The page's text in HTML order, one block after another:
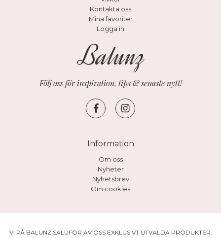
Kontakta oss
Mina favoriter
Logga in
Följ oss för inspiration, tips & senaste nytt!
Information
Om oss
Nyheter
Nyhetsbrev
Om cookies
VI PÅ BALUNZ SALUFÖR AV OSS EXKLUSIVT UTVALDA PRODUKTER.